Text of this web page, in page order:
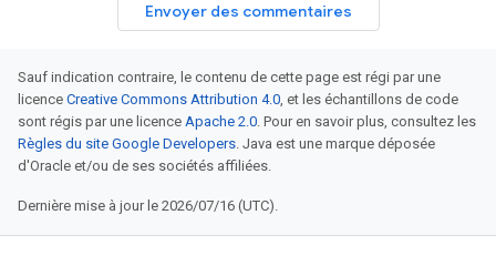
Envoyer des commentaires
Sauf indication contraire, le contenu de cette page est régi par une
licence Creative Commons Attribution 4.0, et les échantillons de code
sont régis par une licence Apache 2.0. Pour en savoir plus, consultez les
Règles du site Google Developers. Java est une marque déposée
d'Oracle et/ou de ses sociétés affiliées.
Dernière mise à jour le 2026/07/16 (UTC).